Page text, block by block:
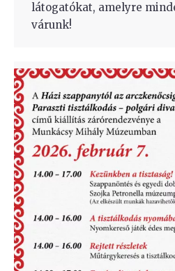
látogatókat, amelyre
várunk!